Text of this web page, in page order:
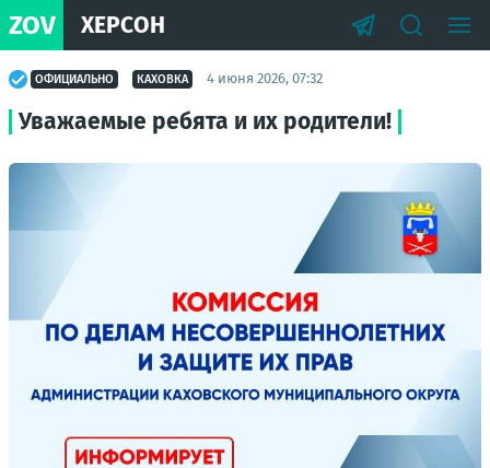
ZOV ХЕРСОН
ОФИЦИАЛЬНО КАХОВКА 4 июня 2026, 07:32
Уважаемые ребята и их родители!